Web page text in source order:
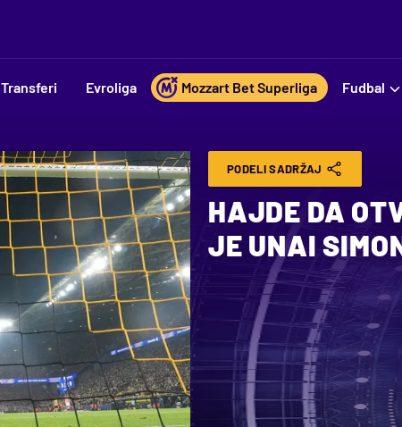
Transferi Evroliga Mozzart Bet Superliga Fudbal
PODELI SADRŽAJ
HAJDE DA
JE UNAI